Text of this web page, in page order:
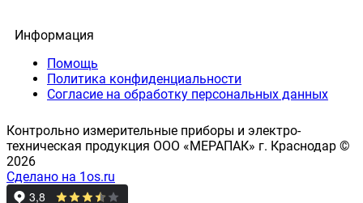
Информация
Помощь
Политика конфиденциальности
Согласие на обработку персональных данных
Контрольно измерительные приборы и электро-
техническая продукция ООО «МЕРАПАК» г. Краснодар ©
2026
Сделано на 1os.ru